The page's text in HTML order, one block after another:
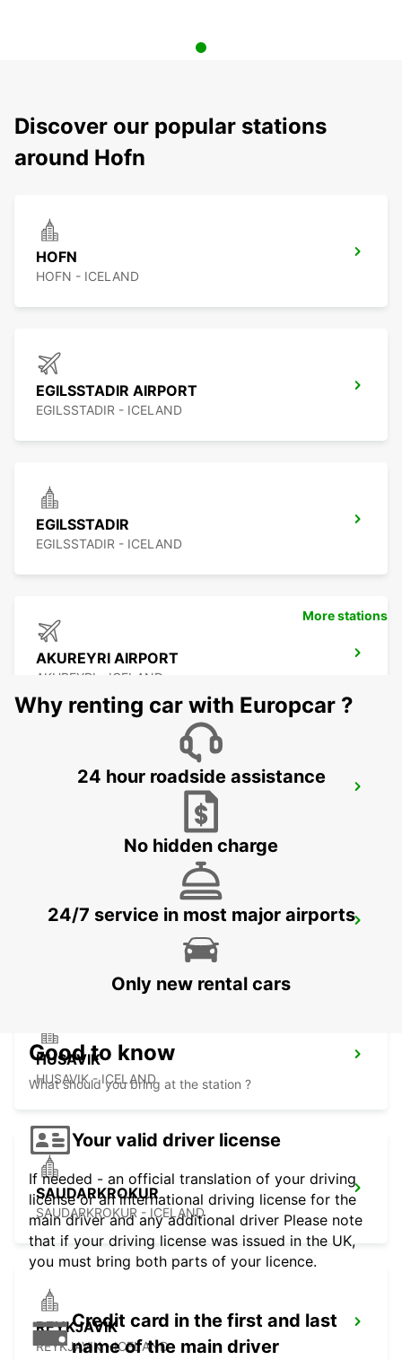
Discover our popular stations
around Hofn
HOFN
HOFN - ICELAND
EGILSSTADIR AIRPORT
EGILSSTADIR - ICELAND
EGILSSTADIR
EGILSSTADIR - ICELAND
AKUREYRI AIRPORT
AKUREYRI - ICELAND
AKUREYRI HARBOUR
AKUREYRI
HUSAVIK
HUSAVIK - ICELAND
SAUDARKROKUR
SAUDARKROKUR - ICELAND
REYKJAVIK
REYKJAVIK - ICELAND
More stations
Why renting car with Europcar ?
24 hour roadside assistance
No hidden charge
24/7 service in most major airports
Only new rental cars
Good to know
What should you bring at the station ?
Your valid driver license
If needed - an official translation of your driving
license or an international driving license for the
main driver and any additional driver Please note
that if your driving license was issued in the UK,
you must bring both parts of your licence.
Credit card in the first and last
name of the main driver